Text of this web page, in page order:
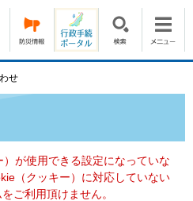
せ
が使用できる設定になっていな
（クッキー）に対応していない
ご利用頂けません。